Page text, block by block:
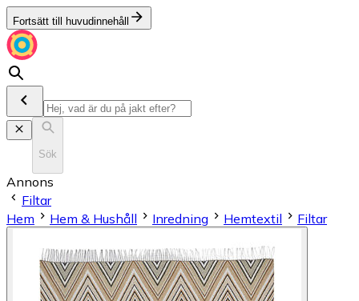
Fortsätt till huvudinnehåll
Sök
Annons
Filtar
Hem
Hem & Hushåll Inredning Hemtextil Filtar